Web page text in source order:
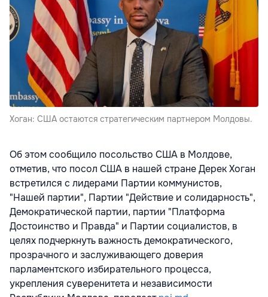
Хоган: США остаются стратегическим партнером Молдовы.
Об этом сообщило посольство США в Молдове,
отметив, что посол США в нашей стране Дерек Хоган
встретился с лидерами Партии коммунистов,
"Нашей партии", Партии "Действие и солидарность",
Демократической партии, партии "Платформа
Достоинство и Правда" и Партии социалистов, в
целях подчеркнуть важность демократического,
прозрачного и заслуживающего доверия
парламентского избирательного процесса,
укрепления суверенитета и независимости